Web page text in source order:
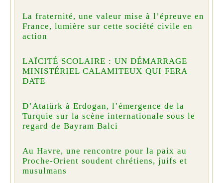
La fraternité, une valeur mise à l’épreuve en
France, lumière sur cette société civile en
action
LAÏCITÉ SCOLAIRE : UN DÉMARRAGE
MINISTÉRIEL CALAMITEUX QUI FERA
DATE
D’Atatürk à Erdogan, l’émergence de la
Turquie sur la scène internationale sous le
regard de Bayram Balci
Au Havre, une rencontre pour la paix au
Proche-Orient soudent chrétiens, juifs et
musulmans